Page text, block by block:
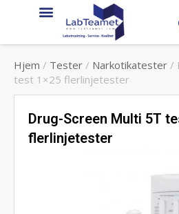
Hjem / Tester / Narkotikatester /
test 1×25 flerlinjetester
Drug-Screen Multi 5T
flerlinjetester